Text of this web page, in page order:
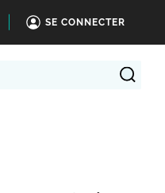
SE CONNECTER